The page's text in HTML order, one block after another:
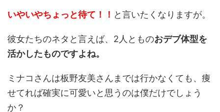
いやいやちょっと待て！！ と言いたくなりますが。
彼女たちのネタと言えば、2人とものおデブ体型を
活かしたものですよね。
ミナコさんは板野友美さんまでは行かなくても、痩
せてれば確実に可愛いと思うのは僕だけでしょう
か？